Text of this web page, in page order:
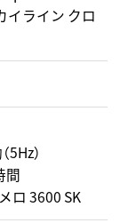
イライン クロ
）
間
ロ 3600 SK